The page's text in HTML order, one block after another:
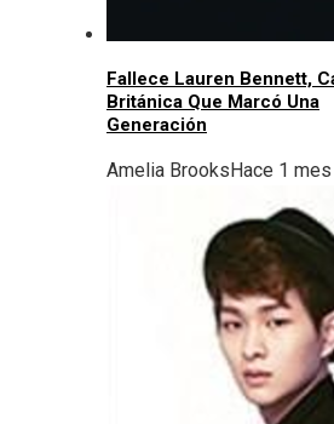
Fallece Lauren Bennett,
Británica Que Marcó Una
Generación
Amelia BrooksHace 1 mes